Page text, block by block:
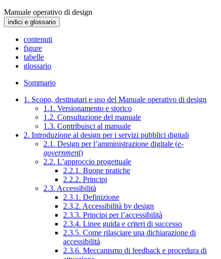
Manuale operativo di design
indici e glossario
contenuti
figure
tabelle
glossario
Sommario
1. Scopo, destinatari e uso del Manuale operativo di design
1.1. Versionamento e storico
1.2. Consultazione del manuale
1.3. Contribuisci al manuale
2. Introduzione al design per i servizi pubblici digitali
2.1. Design per l’amministrazione digitale (e-
government)
2.2. L’approccio progettuale
2.2.1. Buone pratiche
2.2.2. Principi
2.3. Accessibilità
2.3.1. Definizione
2.3.2. Accessibilità by design
2.3.3. Principi per l’accessibilità
2.3.4. Linee guida e criteri di successo
2.3.5. Come rilasciare una dichiarazione di
accessibilità
2.3.6. Meccanismo di feedback e procedura di